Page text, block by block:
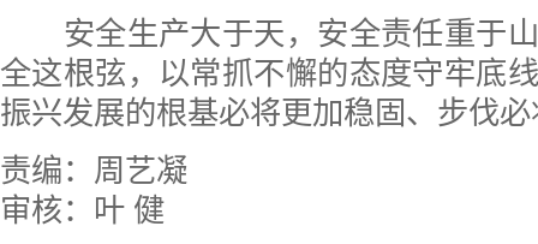
安全生产大于天，安全责任重于山
全这根弦，以常抓不懈的态度守牢底
振兴发展的根基必将更加稳固、步伐
责编：周艺凝
审核：叶 健